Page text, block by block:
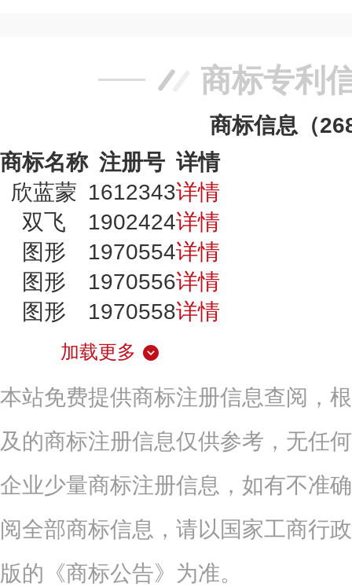
商标专利
商标信息（
商标名称 注册号 详情
欣蓝蒙 1612343详情
双飞
1902424详情
图形
1970554详情
图形
1970556详情
图形
1970558详情
加载更多
本站免费提供商标注册信息查阅，
及的商标注册信息仅供参考，无任
企业少量商标注册信息，如有不准
阅全部商标信息，请以国家工商行
版的《商标公告》为准。